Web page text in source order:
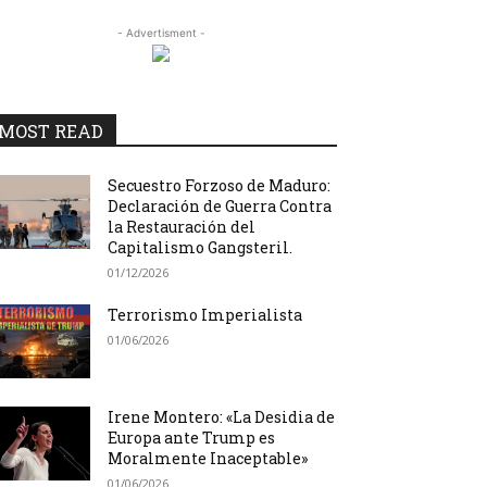
- Advertisment -
READ
Secuestro Forzoso de Maduro:
Declaración de Guerra Contra
la Restauración del
Capitalismo Gangsteril.
01/12/2026
Terrorismo Imperialista
01/06/2026
Irene Montero: «La Desidia de
Europa ante Trump es
Moralmente Inaceptable»
01/06/2026